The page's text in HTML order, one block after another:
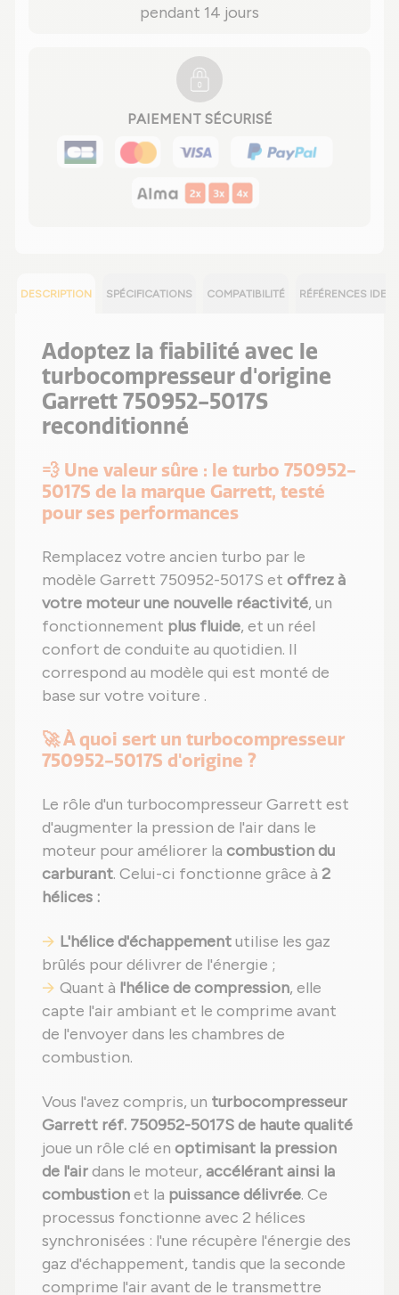
pendant 14 jours
PAIEMENT SÉCURISÉ
DESCRIPTION SPÉCIFICATIONS COMPATIBILITÉ RÉFÉRENCES
Adoptez la fiabilité avec le
turbocompresseur d'origine
Garrett 750952-5017S
reconditionné
💨 Une valeur sûre : le turbo 750952-
5017S de la marque Garrett, testé
pour ses performances
Remplacez votre ancien turbo par le
modèle Garrett 750952-5017S et offrez à
votre moteur une nouvelle réactivité, un
fonctionnement plus fluide, et un réel
confort de conduite au quotidien. Il
correspond au modèle qui est monté de
base sur votre voiture .
🚀 À quoi sert un turbocompresseur
750952-5017S d'origine ?
Le rôle d'un turbocompresseur Garrett est
d'augmenter la pression de l'air dans le
moteur pour améliorer la combustion du
carburant. Celui-ci fonctionne grâce à 2
hélices :
L'hélice d'échappementutilise les gaz
brûlés pour délivrer de l'énergie ;
Quant à l'hélice de compression, elle
capte l'air ambiant et le comprime avant
de l'envoyer dans les chambres de
combustion.
Vous l'avez compris, un turbocompresseur
Garrett réf. 750952-5017S de haute qualité
joue un rôle clé en optimisant la pression
de l'airdans le moteur, accélérant ainsi la
combustionet la puissance délivrée. Ce
processus fonctionne avec 2 hélices
synchronisées : l'une récupère l'énergie des
gaz d'échappement, tandis que la seconde
comprime l'air avant de le transmettre